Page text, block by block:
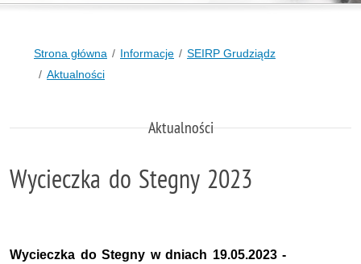
Strona główna Informacje
SEIRP Grudziądz
Aktualności
Aktualności
Wycieczka do Stegny 2023
Wycieczka do Stegny w dniach 19.05.2023 -